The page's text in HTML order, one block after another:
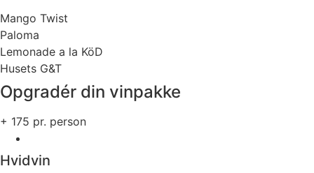
Mango Twist
Paloma
Lemonade a la KöD
Husets G&T
Opgradér din vinpakke
+ 175 pr. person
Hvidvin